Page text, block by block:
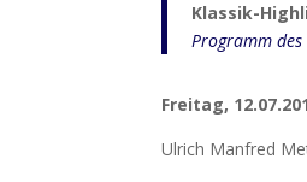
Klassik-
Programm
Freitag,
Ulrich Manfred